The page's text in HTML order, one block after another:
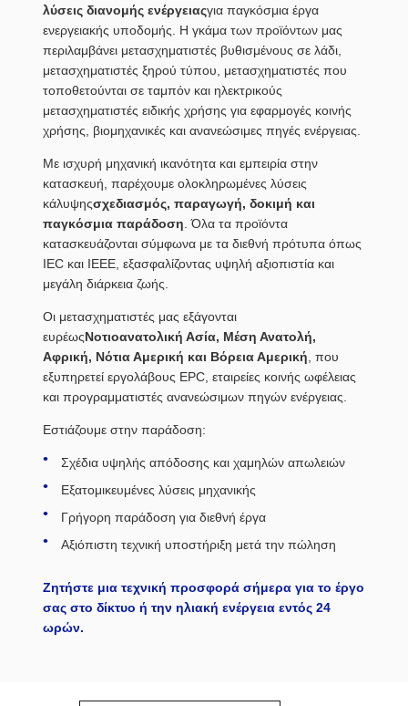
λύσεις διανομής ενέργειαςγια παγκόσμια έργα
ενεργειακής υποδομής. Η γκάμα των προϊόντων μας
περιλαμβάνει μετασχηματιστές βυθισμένους σε λάδι,
μετασχηματιστές ξηρού τύπου, μετασχηματιστές που
τοποθετούνται σε ταμπόν και ηλεκτρικούς
μετασχηματιστές ειδικής χρήσης για εφαρμογές κοινής
χρήσης, βιομηχανικές και ανανεώσιμες πηγές ενέργειας.
Με ισχυρή μηχανική ικανότητα και εμπειρία στην
κατασκευή, παρέχουμε ολοκληρωμένες λύσεις
κάλυψηςσχεδιασμός, παραγωγή, δοκιμή και
παγκόσμια παράδοση . Όλα τα προϊόντα
κατασκευάζονται σύμφωνα με τα διεθνή πρότυπα όπως
IEC και IEEE, εξασφαλίζοντας υψηλή αξιοπιστία και
μεγάλη διάρκεια ζωής.
Οι μετασχηματιστές μας εξάγονται
ευρέωςΝοτιοανατολική Ασία, Μέση Ανατολή,
Αφρική, Νότια Αμερική και Βόρεια Αμερική , που
εξυπηρετεί εργολάβους EPC, εταιρείες κοινής ωφέλειας
και προγραμματιστές ανανεώσιμων πηγών ενέργειας.
Εστιάζουμε στην παράδοση:
Σχέδια υψηλής απόδοσης και χαμηλών απωλειών
Εξατομικευμένες λύσεις μηχανικής
Γρήγορη παράδοση για διεθνή έργα
Αξιόπιστη τεχνική υποστήριξη μετά την πώληση
Ζητήστε μια τεχνική προσφορά σήμερα για το έργο
σας στο δίκτυο ή την ηλιακή ενέργεια εντός 24
ωρών.